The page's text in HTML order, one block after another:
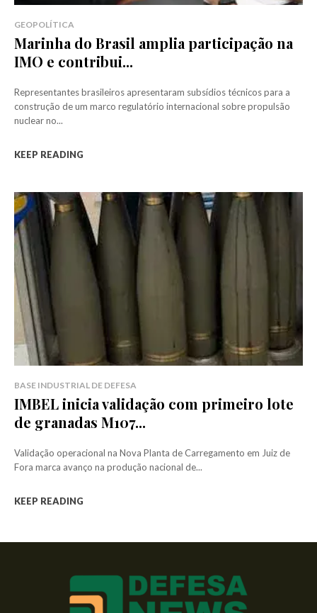
GEOPOLÍTICA
Marinha do Brasil amplia participação na
IMO e contribui...
Representantes brasileiros apresentaram subsídios técnicos para a
construção de um marco regulatório internacional sobre propulsão
nuclear no...
KEEP READING
BASE INDUSTRIAL DE DEFESA
IMBEL inicia validação com primeiro lote
de granadas M107...
Validação operacional na Nova Planta de Carregamento em Juiz de
Fora marca avanço na produção nacional de...
KEEP READING